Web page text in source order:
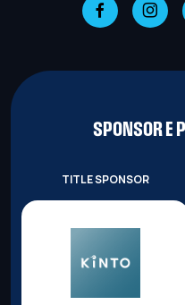
SPONSOR E
TITLE SPONSOR